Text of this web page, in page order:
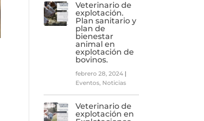
Veterinario de
explotación.
Plan sanitario y
plan de
bienestar
animal en
explotación de
bovinos.
febrero 28, 2024 |
Eventos, Noticias
Veterinario de
explotación en